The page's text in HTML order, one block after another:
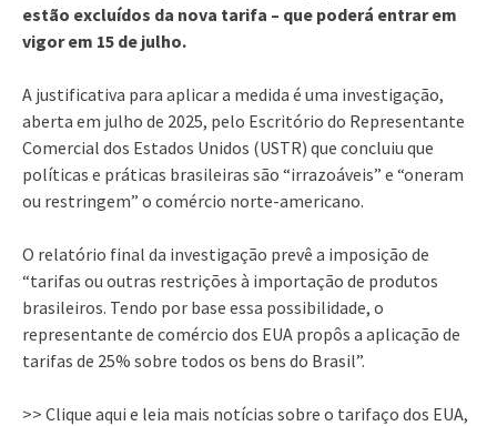
estão excluídos da nova tarifa – que poderá entrar em
vigor em 15 de julho.
A justificativa para aplicar a medida é uma investigação,
aberta em julho de 2025, pelo Escritório do Representante
Comercial dos Estados Unidos (USTR) que concluiu que
políticas e práticas brasileiras são “irrazoáveis” e “oneram
ou restringem” o comércio norte-americano.
O relatório final da investigação prevê a imposição de
“tarifas ou outras restrições à importação de produtos
brasileiros. Tendo por base essa possibilidade, o
representante de comércio dos EUA propôs a aplicação de
tarifas de 25% sobre todos os bens do Brasil”.
>> Clique aqui e leia mais notícias sobre o tarifaço dos EUA,